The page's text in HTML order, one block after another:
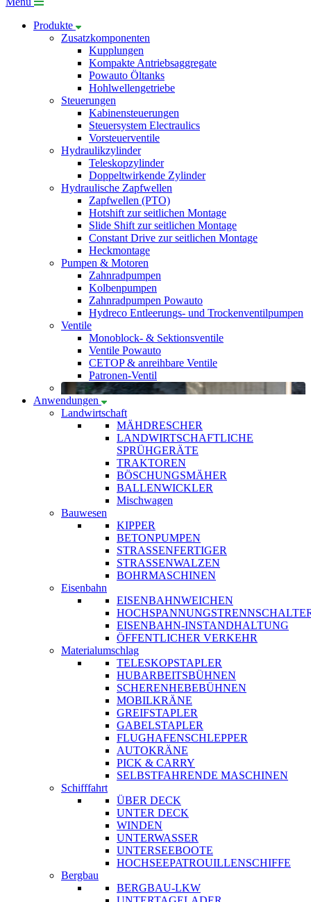
Produkte
Zusatzkomponenten
Kupplungen
Kompakte Antriebsaggregate
Powauto Öltanks
Hohlwellengetriebe
Steuerungen
Kabinensteuerungen
Steuersystem Electraulics
Vorsteuerventile
Hydraulikzylinder
Teleskopzylinder
Doppeltwirkende Zylinder
Hydraulische Zapfwellen
Zapfwellen (PTO)
Hotshift zur seitlichen Montage
Slide Shift zur seitlichen Montage
Constant Drive zur seitlichen Montage
Heckmontage
Pumpen & Motoren
Zahnradpumpen
Kolbenpumpen
Zahnradpumpen Powauto
Hydreco Entleerungs- und Trockenventilpumpen
Ventile
Monoblock- & Sektionsventile
Ventile Powauto
CETOP & anreihbare Ventile
Patronen-Ventil
Anwendungen
Landwirtschaft
MÄHDRESCHER
LANDWIRTSCHAFTLICHE
SPRÜHGERÄTE
TRAKTOREN
BÖSCHUNGSMÄHER
BALLENWICKLER
Mischwagen
Bauwesen
KIPPER
BETONPUMPEN
STRASSENFERTIGER
STRASSENWALZEN
BOHRMASCHINEN
Eisenbahn
EISENBAHNWEICHEN
EISENBAHN-INSTANDHALTUNG
ÖFFENTLICHER VERKEHR
Materialumschlag
TELESKOPSTAPLER
HUBARBEITSBÜHNEN
SCHERENHEBEBÜHNEN
MOBILKRÄNE
GREIFSTAPLER
GABELSTAPLER
FLUGHAFENSCHLEPPER
AUTOKRÄNE
PICK & CARRY
SELBSTFAHRENDE MASCHINEN
Schifffahrt
ÜBER DECK
UNTER DECK
WINDEN
UNTERWASSER
UNTERSEEBOOTE
HOCHSEEPATROUILLENSCHIFFE
Bergbau
BERGBAU-LKW